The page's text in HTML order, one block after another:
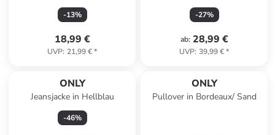
-13%
18,99 €
UVP: 21,99 €*
-27%
ab: 28,99 €
UVP: 39,99 €*
ONLY
Jeansjacke in Hellblau
-46%
ONLY
Pullover in Bordeaux/ Sand